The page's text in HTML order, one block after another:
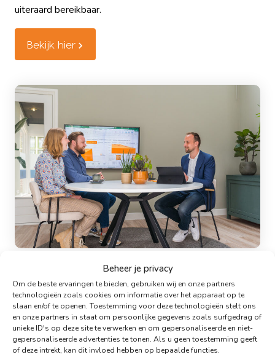
Beheer je privacy
Om de beste ervaringen te bieden, gebruiken wij en onze partners
technologieën zoals cookies om informatie over het apparaat op te
slaan en/of te openen. Toestemming voor deze technologieën stelt ons
en onze partners in staat om persoonlijke gegevens zoals surfgedrag of
unieke ID's op deze site te verwerken en om gepersonaliseerde en niet-
gepersonaliseerde advertenties te tonen. Als u geen toestemming geeft
of deze intrekt, kan dit invloed hebben op bepaalde functies.
uiteraard bereikbaar.
Bekijk hier
Vergelijkingskaart
Hypotheekshop
Verzekeringen